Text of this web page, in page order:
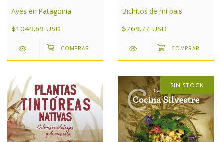
Aves en Patagonia
$1049.69 USD
Bichitos de mi pais
$769.77 USD
SIN STOCK